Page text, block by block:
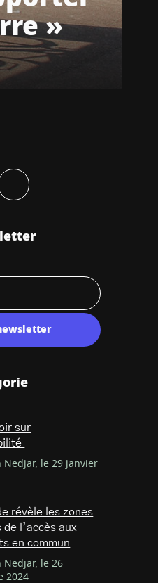
»
sur
Nedjar, le 29 janvier
révèle les zones
de l’accès aux
en commun
Nedjar, le 26
2024